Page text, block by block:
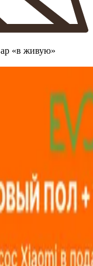
«в живую»